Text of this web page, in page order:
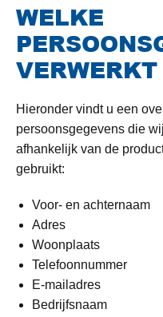
WELKE
VERWERKT
Hieronder vindt u een
persoonsgegevens die
afhankelijk van de
gebruikt:
Voor- en achternaam
Adres
Woonplaats
Telefoonnummer
E-mailadres
Bedrijfsnaam